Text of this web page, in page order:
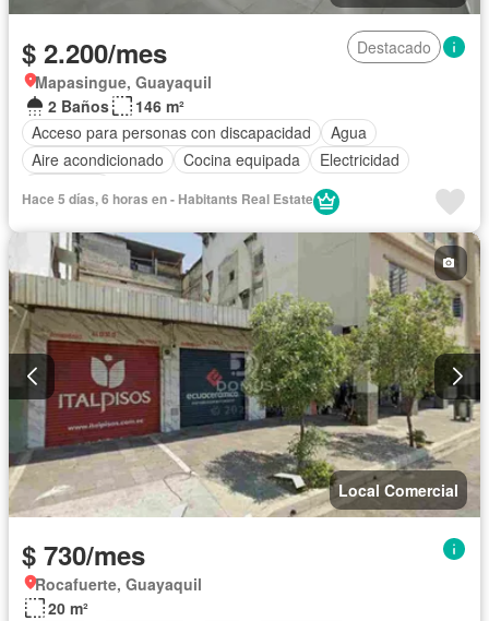
$ 2.200/mes
Destacado
Mapasingue, Guayaquil
2 Baños
146 m²
Acceso para personas con discapacidad
Agua
Aire acondicionado
Cocina equipada
Electricidad
Hace 5 días, 6 horas en - Habitants Real Estate
Local Comercial
$ 730/mes
Rocafuerte, Guayaquil
20 m²